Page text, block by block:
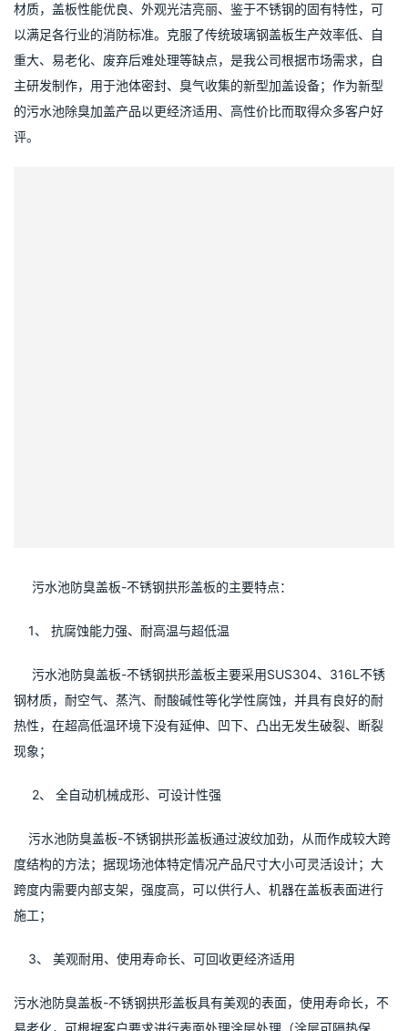
材质，盖板性能优良、外观光洁亮丽、鉴于不锈钢的固有特性，可
以满足各行业的消防标准。克服了传统玻璃钢盖板生产效率低、自
重大、易老化、废弃后难处理等缺点，是我公司根据市场需求，自
主研发制作，用于池体密封、臭气收集的新型加盖设备；作为新型
的污水池除臭加盖产品以更经济适用、高性价比而取得众多客户好
评。
污水池防臭盖板-不锈钢拱形盖板的主要特点：
1、 抗腐蚀能力强、耐高温与超低温
污水池防臭盖板-不锈钢拱形盖板主要采用SUS304、316L不锈
钢材质，耐空气、蒸汽、耐酸碱性等化学性腐蚀，并具有良好的耐
热性，在超高低温环境下没有延伸、凹下、凸出无发生破裂、断裂
现象；
2、 全自动机械成形、可设计性强
污水池防臭盖板-不锈钢拱形盖板通过波纹加劲，从而作成较大跨
度结构的方法；据现场池体特定情况产品尺寸大小可灵活设计；大
跨度内需要内部支架，强度高，可以供行人、机器在盖板表面进行
施工；
3、 美观耐用、使用寿命长、可回收更经济适用
污水池防臭盖板-不锈钢拱形盖板具有美观的表面，使用寿命长，不